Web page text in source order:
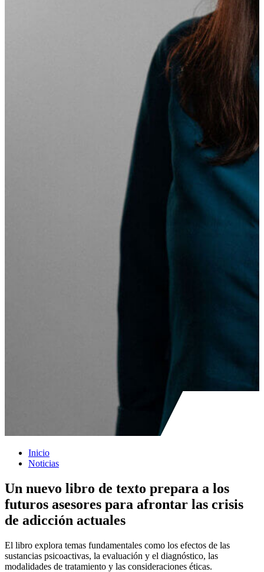
Inicio
Noticias
Un nuevo libro de texto prepara a los
futuros asesores para afrontar las crisis
de adicción actuales
El libro explora temas fundamentales como los efectos de las
sustancias psicoactivas, la evaluación y el diagnóstico, las
modalidades de tratamiento y las consideraciones éticas.